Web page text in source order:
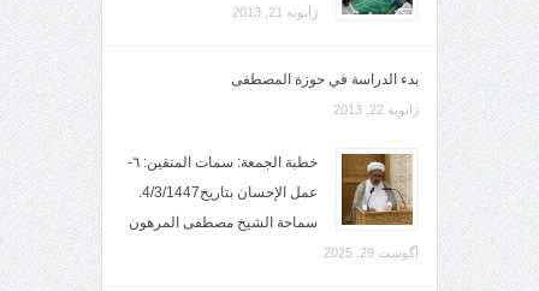
ژانویه 21, 2013
بدء الدراسة في حوزة المصطفى
ژانویه 22, 2013
خطبة الجمعة: سمات المتقين: ٦-
عمل الإحسان بتاريخ4/3/1447.
سماحة الشيخ مصطفى المرهون
آگوست 29, 2025